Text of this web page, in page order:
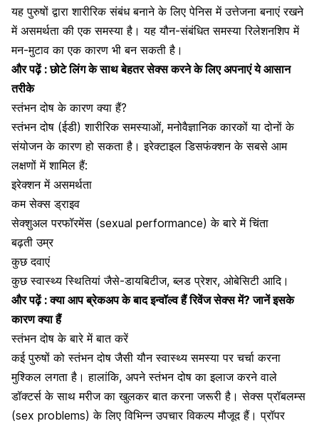
यह पुरुषों द्वाराशारीरिक संबंधबनाने के लिए पेनिस में उत्तेजना बनाएं रखने
में असमर्थता की एक समस्या है। यह यौन-संबंधित समस्या रिलेशनशिप में
मन-मुटाव का एक कारण भी बन सकती है।
और पढ़ें :छोटे लिंग के साथ बेहतर सेक्स करने के लिए अपनाएं ये आसान
तरीके
स्तंभन दोष के कारण क्या हैं?
स्तंभन दोष (ईडी) शारीरिक समस्याओं, मनोवैज्ञानिक कारकों या दोनों के
संयोजन के कारण हो सकता है। इरेक्टाइल डिसफंक्शन के सबसे आम
लक्षणों में शामिल हैं:
इरेक्शन में असमर्थता
कम सेक्स ड्राइव
सेक्शुअल परफॉरमेंस (sexual performance) के बारे में चिंता
बढ़ती उम्र
कुछ दवाएं
कुछ स्वास्थ्य स्थितियां जैसे-डायबिटीज, ब्लड प्रेशर, ओबेसिटी आदि।
और पढ़ें :क्या आप ब्रेकअप के बाद इन्वॉल्व हैं रिवेंज सेक्स में? जानें इसके
कारण क्या हैं
स्तंभन दोष के बारे में बात करें
कई पुरुषों को स्तंभन दोष जैसी यौन स्वास्थ्य समस्या पर चर्चा करना
मुश्किल लगता है। हालांकि, अपने स्तंभन दोष का इलाज करने वाले
डॉक्टर्स के साथ मरीज का खुलकर बात करना जरूरी है। सेक्स प्रॉबलम्स
(sex problems) के लिए विभिन्न उपचार विकल्प मौजूद हैं। प्रॉपर